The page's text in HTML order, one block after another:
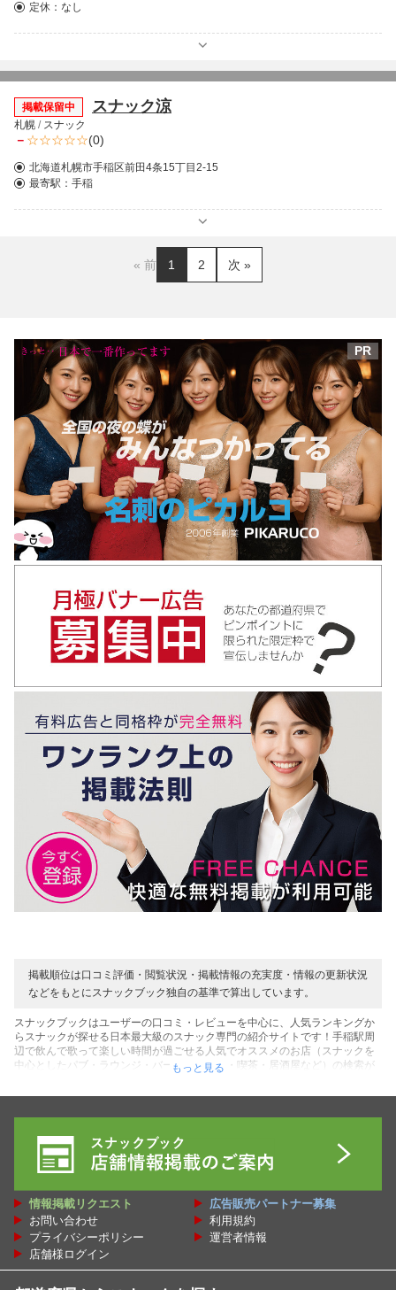
定休：なし
掲載保留中 スナック涼
札幌 / スナック
－ (0)
北海道札幌市手稲区前田4条15丁目2-15
最寄駅： 手稲
« 前 1 2 次 »
PR
掲載順位は口コミ評価・閲覧状況・掲載情報の充実度・情報の更新状況
などをもとにスナックブック独自の基準で算出しています。
スナックブックはユーザーの口コミ・レビューを中心に、人気ランキングか
らスナックが探せる日本最大級のスナック専門の紹介サイトです！手稲駅周
辺で飲んで歌って楽しい時間が過ごせる人気でオススメのお店（スナックを
中心としたパブ・ラウンジ・バー・カラオケ・喫茶・居酒屋など）の検索が
に、表示順でのスナック人気ランキングなど、手稲駅周辺にあるお店探しに
や動画からも確認できるコンテンツもご用意！料金システムを確認してご予
算に合う素敵なお店を探してください♪ぜひ手稲駅周辺にある最高のスナック
（居場所）が見つかれば嬉しいです！貴方の人生の１ページに最高のスナッ
もっと見る
情報掲載リクエスト
広告販売パートナー募集
お問い合わせ
利用規約
プライバシーポリシー
運営者情報
店舗様ログイン